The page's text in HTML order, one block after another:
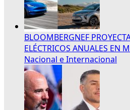
BLOOMBERGNEF
ELÉCTRICOS ANUALES EN
Nacional e Internacional